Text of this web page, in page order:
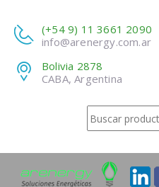
(+54 9) 11 3661 2090
info@arenergy.com.ar
Bolivia 2878
CABA, Argentina